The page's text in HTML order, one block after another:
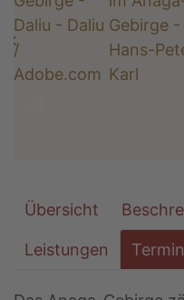
Übersicht
Leistungen